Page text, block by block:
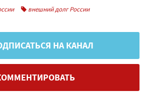
внешний долг России
НА КАНАЛ